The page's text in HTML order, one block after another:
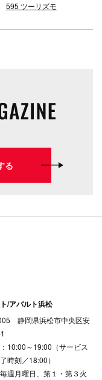
595 ツーリズモ
る
/アバルト浜松
静岡県浜松市中央区安
10:00～19:00（サービス
時刻／18:00）
週月曜日、第１・第３火